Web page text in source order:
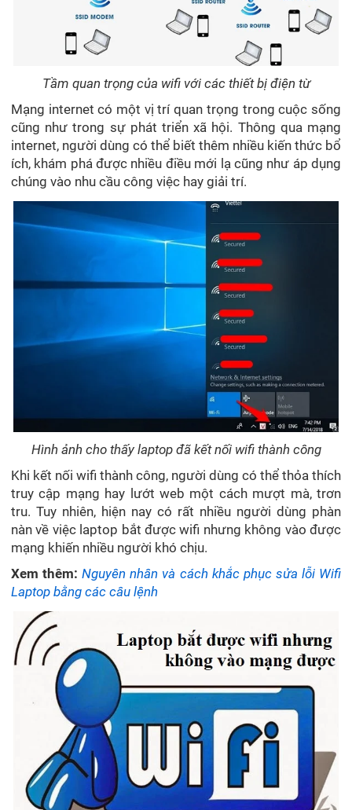
Tầm quan trọng của wifi với các thiết bị điện từ
Mạng internet có một vị trí quan trọng trong cuộc sống
cũng như trong sự phát triển xã hội. Thông qua mạng
internet, người dùng có thể biết thêm nhiều kiến thức bổ
ích, khám phá được nhiều điều mới lạ cũng như áp dụng
chúng vào nhu cầu công việc hay giải trí.
Hình ảnh cho thấy laptop đã kết nối wifi thành công
Khi kết nối wifi thành công, người dùng có thể thỏa thích
truy cập mạng hay lướt web một cách mượt mà, trơn
tru. Tuy nhiên, hiện nay có rất nhiều người dùng phàn
nàn về việc laptop bắt được wifi nhưng không vào được
mạng khiến nhiều người khó chịu.
Xem thêm: Nguyên nhân và cách khắc phục sửa lỗi Wifi
Laptop bằng các câu lệnh